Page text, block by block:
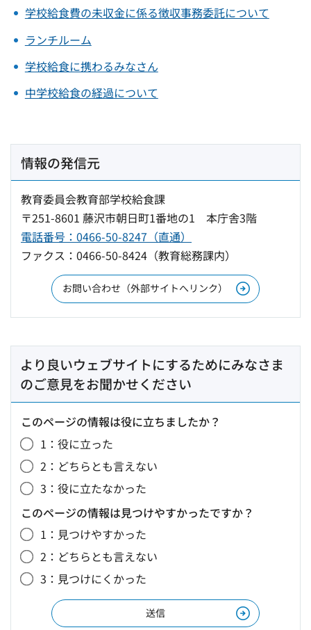
学校給食費の未収金に係る徴収事務委託について
ランチルーム
学校給食に携わるみなさん
中学校給食の経過について
情報の発信元
教育委員会教育部学校給食課
〒251-8601 藤沢市朝日町1番地の1 本庁舎3階
電話番号：0466-50-8247（直通）
ファクス：0466-50-8424（教育総務課内）
お問い合わせ（外部サイトへリンク）
より良いウェブサイトにするためにみなさま
のご意見をお聞かせください
このページの情報は役に立ちましたか？
1：役に立った
2：どちらとも言えない
3：役に立たなかった
このページの情報は見つけやすかったですか？
1：見つけやすかった
2：どちらとも言えない
3：見つけにくかった